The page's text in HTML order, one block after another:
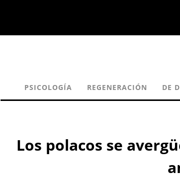
PSICOLOGÍA REGENERACIÓN DE
Los polacos se